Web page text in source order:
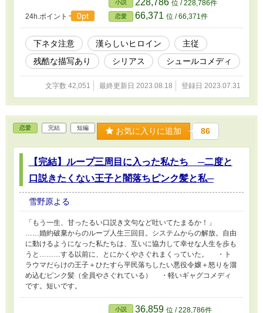
24h.ポイント 0pt
小説 228,786 位 / 228,786件
恋愛 66,371 位 / 66,371件
下ネタ注意 漢らしいヒロイン
主従
残酷な描写あり
シリアス シュールコメディ
文字数 42,051 最終更新日 2023.08.18 登録日 2023.07.31
恋愛 完結 短編 お気に入りに追加 86
【完結】ループ三周目に入った私たち ─二度と
口説きたくない王子と闇落ちピンク髪と私─
雪野原よる
「もう一生、甘ったるい口説き文句など吐いてたまるか！」
……婚約破棄からのループ人生三回目。システムからの解放。自由
に動けるようになった私たちは、互いに協力して幸せな人生を歩も
うと………する以前に、とにかくやさぐれまくっていた。 ・ト
ラウマだらけの王子＋ひたすら平民落ちしたい悪役令嬢＋怒りを溜
め込むピンク髪（全員やさぐれている） ・軽いギャグコメディ
です。短いです。
小説 36,859 位 / 228,786件